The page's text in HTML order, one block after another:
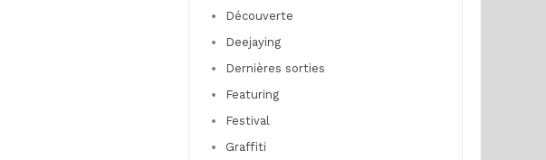
Découverte
Deejaying
Dernières sorties
Featuring
Festival
Graffiti